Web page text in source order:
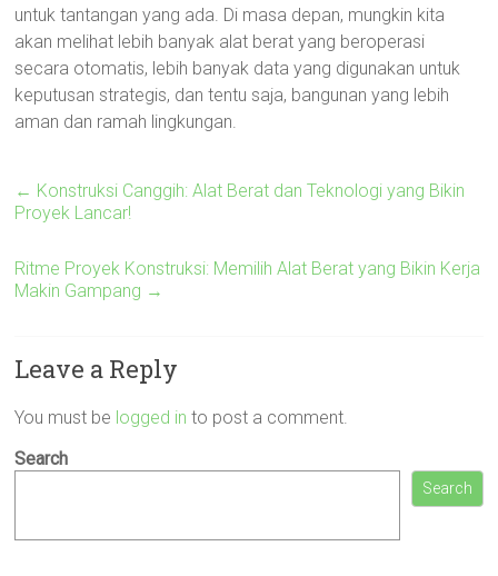
untuk tantangan yang ada. Di masa depan, mungkin kita
akan melihat lebih banyak alat berat yang beroperasi
secara otomatis, lebih banyak data yang digunakan untuk
keputusan strategis, dan tentu saja, bangunan yang lebih
aman dan ramah lingkungan.
← Konstruksi Canggih: Alat Berat dan Teknologi yang Bikin
Proyek Lancar!
Ritme Proyek Konstruksi: Memilih Alat Berat yang Bikin Kerja
Makin Gampang →
Leave a Reply
You must be logged in to post a comment.
Search
Search